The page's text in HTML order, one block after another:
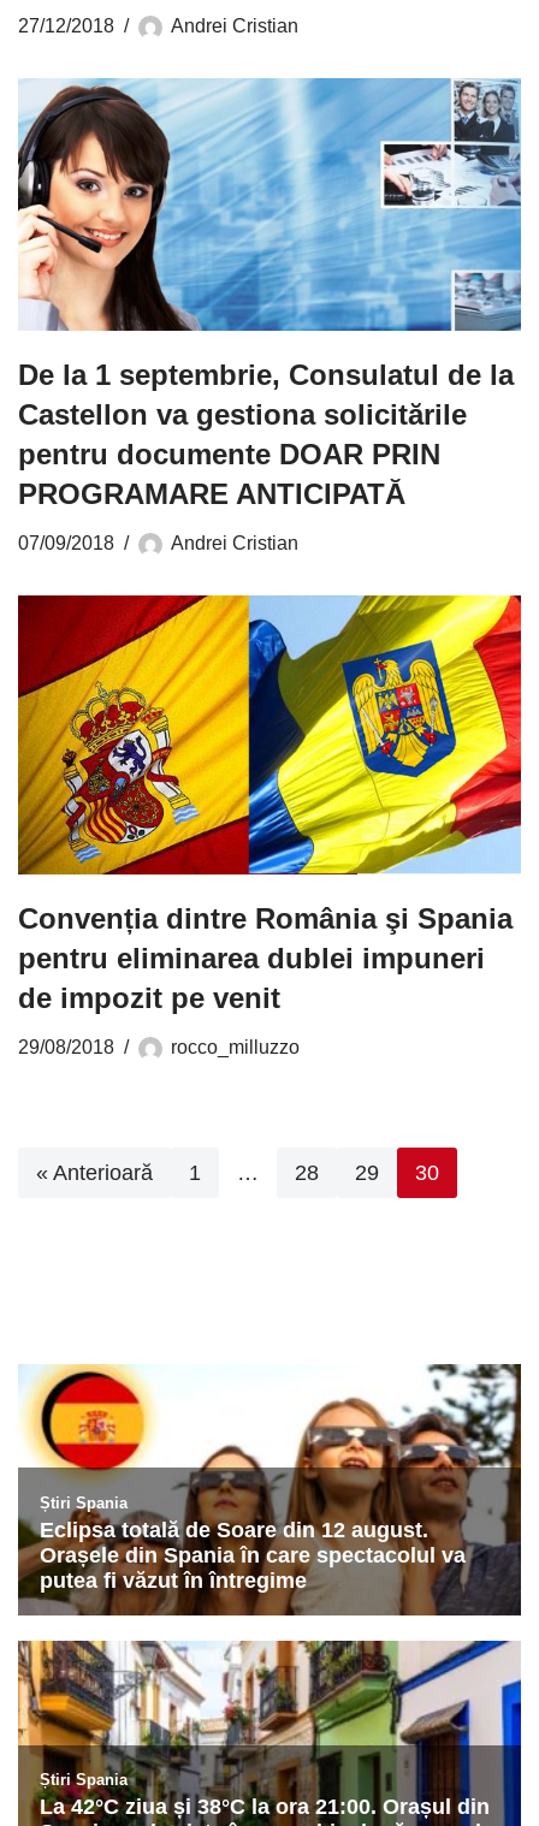
27/12/2018 Andrei Cristian
De la 1 septembrie, Consulatul de la
Castellon va gestiona solicitările
pentru documente DOAR PRIN
PROGRAMARE ANTICIPATĂ
07/09/2018 Andrei Cristian
Convenția dintre România şi Spania
pentru eliminarea dublei impuneri
de impozit pe venit
29/08/2018 rocco_milluzzo
« Anterioară 1 … 28 29 30